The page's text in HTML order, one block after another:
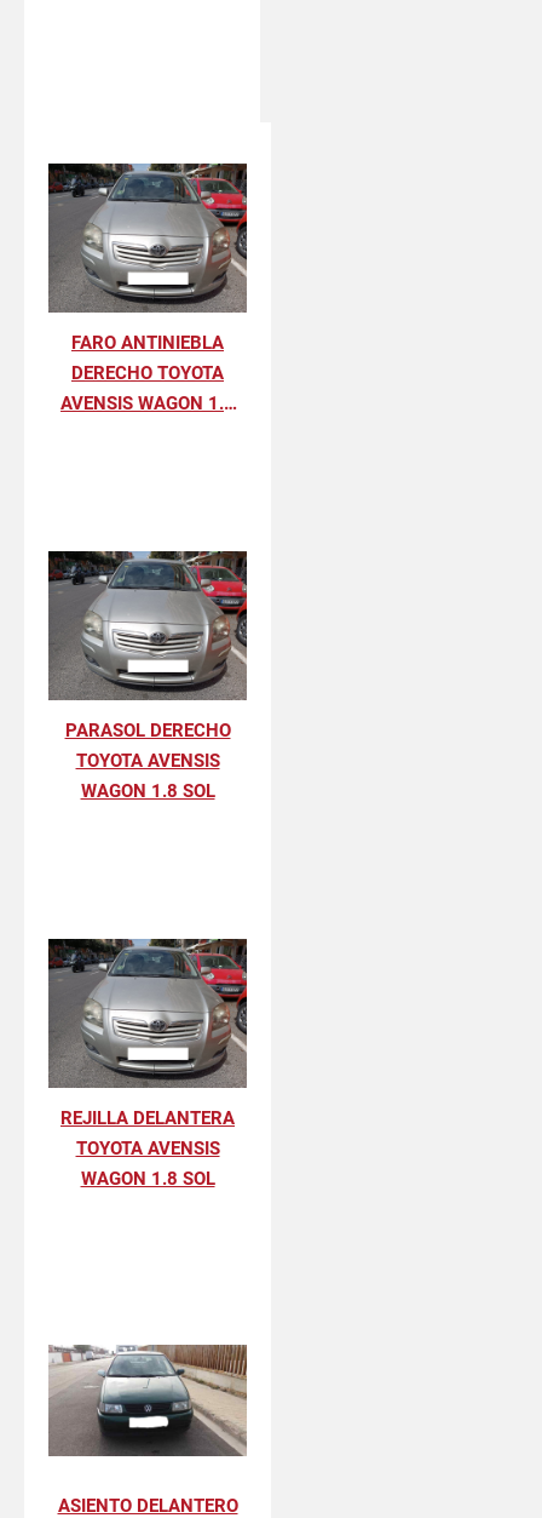
FARO ANTINIEBLA
DERECHO TOYOTA
AVENSIS WAGON 1.8
PARASOL DERECHO
TOYOTA AVENSIS
WAGON 1.8 SOL
REJILLA DELANTERA
TOYOTA AVENSIS
WAGON 1.8 SOL
ASIENTO DELANTERO